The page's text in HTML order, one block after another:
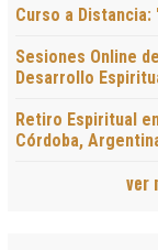
Curso a
Sesiones Online
Desarrollo
Retiro Espiritual
Córdoba,
ver